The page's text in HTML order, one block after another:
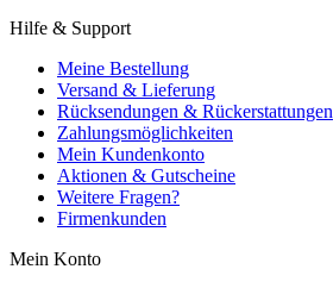
Hilfe & Support
Meine Bestellung
Versand & Lieferung
Rücksendungen & Rückerstattungen
Zahlungsmöglichkeiten
Mein Kundenkonto
Aktionen & Gutscheine
Weitere Fragen?
Firmenkunden
Mein Konto